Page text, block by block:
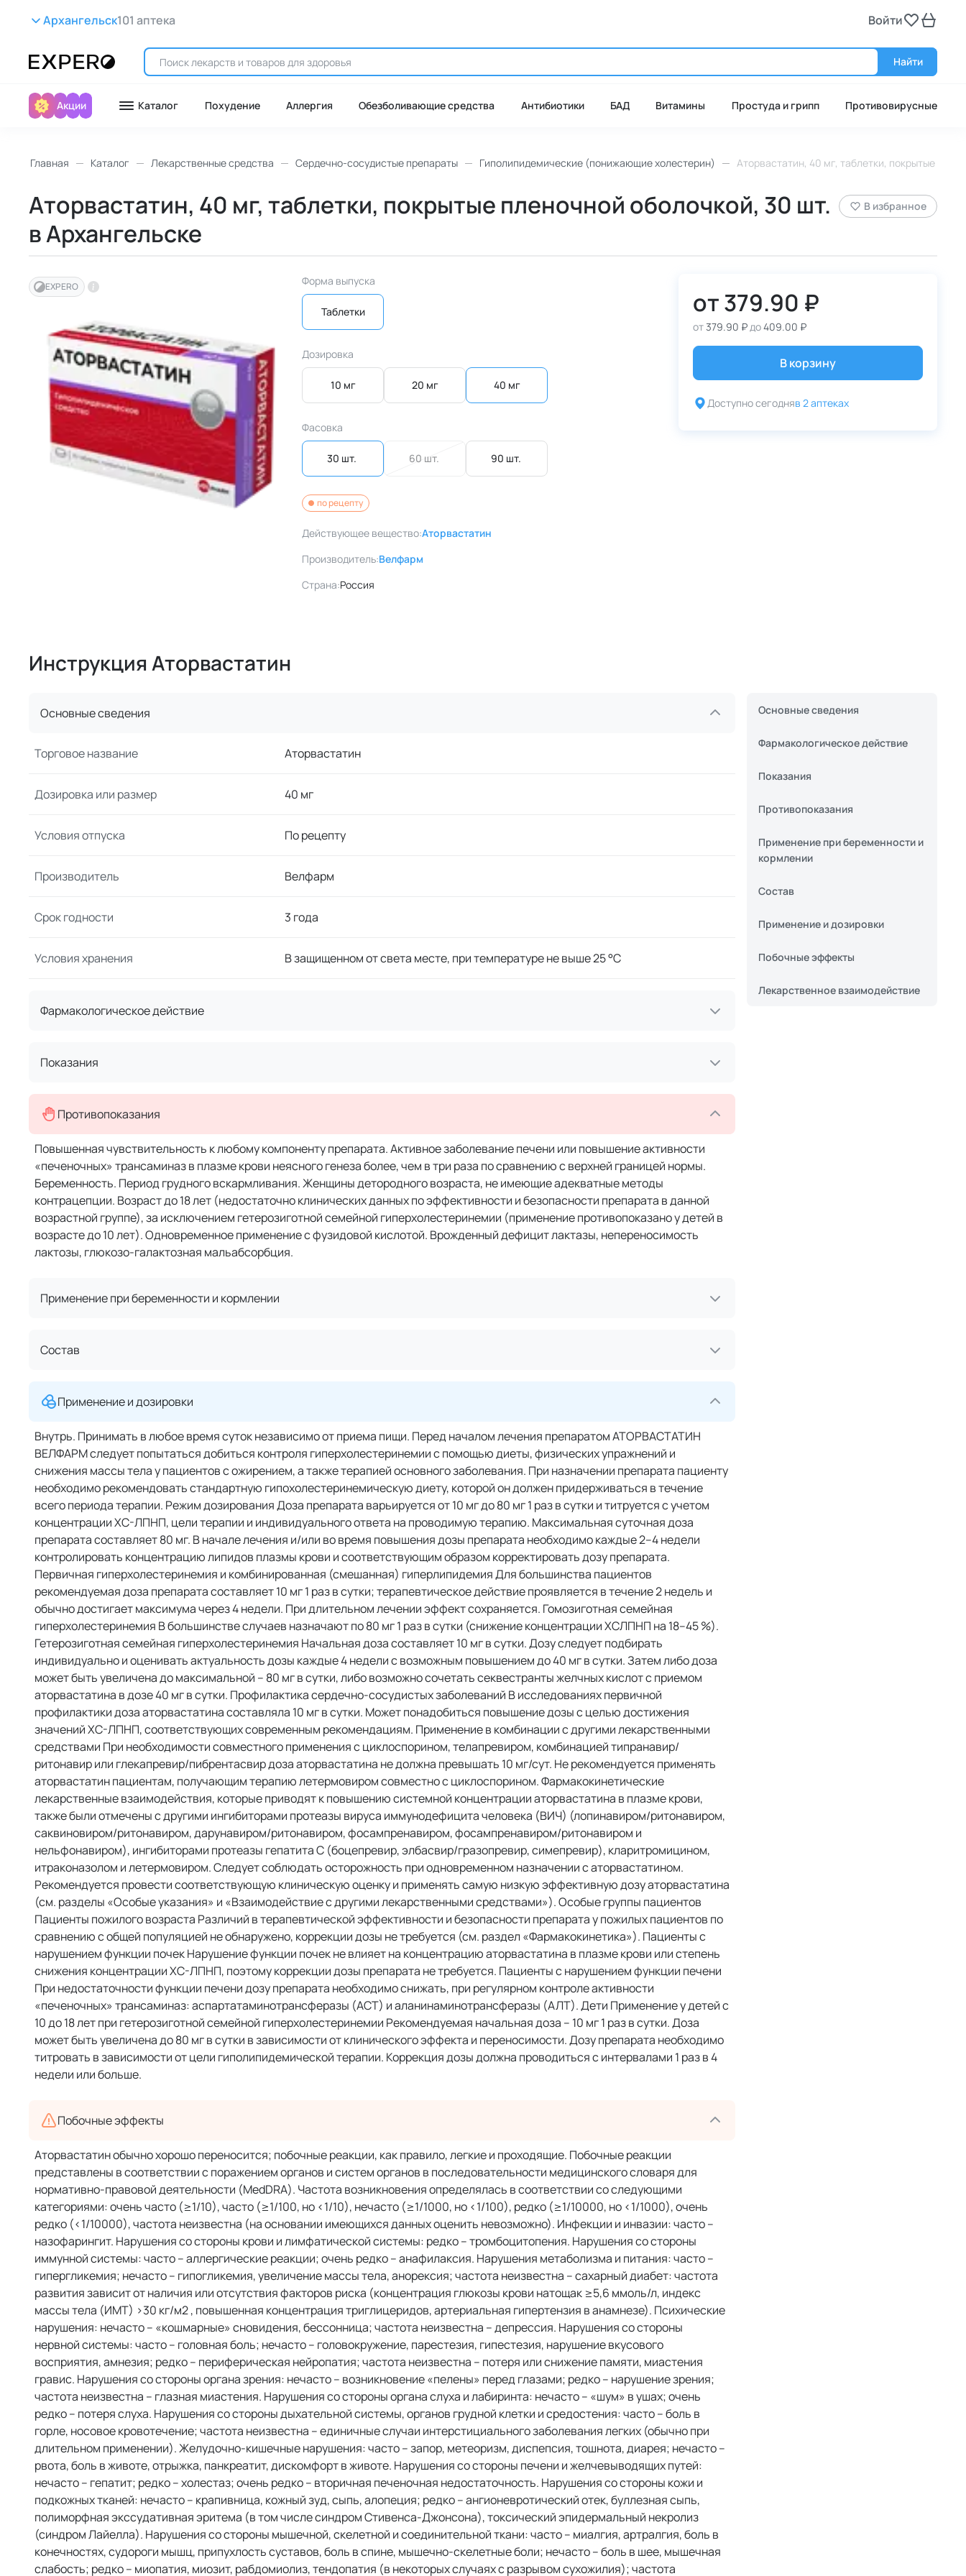
Архангельск101 аптека Войти
Найти
Акции Каталог Похудение Аллергия Обезболивающие средства Антибиотики БАД Витамины Простуда и грипп Противовирусные
Главная Каталог Лекарственные средства Сердечно-сосудистые препараты Гиполипидемические (понижающие холестерин) Аторвастатин, 40 мг, таблетки, покрытые
Аторвастатин, 40 мг, таблетки, покрытые пленочной оболочкой, 30 шт.
в Архангельске
В избранное
EXPERO Форма выпуска
Таблетки
Дозировка
10 мг 20 мг 40 мг
Фасовка
30 шт. 60 шт. 90 шт.
по рецепту
Действующее вещество:Аторвастатин
Производитель:Велфарм
Страна:Россия
от379.90 ₽
от379.90 ₽до409.00 ₽
В корзину
Доступно сегодняв 2 аптеках
Инструкция Аторвастатин
Основные сведения
Торговое название Аторвастатин
Дозировка или размер 40 мг
Условия отпуска По рецепту
Производитель Велфарм
Срок годности 3 года
Условия хранения В защищенном от света месте, при температуре не выше 25 °C
Фармакологическое действие
Показания
Противопоказания
Повышенная чувствительность к любому компоненту препарата. Активное заболевание печени или повышение активности
«печеночных» трансаминаз в плазме крови неясного генеза более, чем в три раза по сравнению с верхней границей нормы.
Беременность. Период грудного вскармливания. Женщины детородного возраста, не имеющие адекватные методы
контрацепции. Возраст до 18 лет (недостаточно клинических данных по эффективности и безопасности препарата в данной
возрастной группе), за исключением гетерозиготной семейной гиперхолестеринемии (применение противопоказано у детей в
возрасте до 10 лет). Одновременное применение с фузидовой кислотой. Врожденный дефицит лактазы, непереносимость
лактозы, глюкозо-галактозная мальабсорбция.
Применение при беременности и кормлении
Состав
Применение и дозировки
Внутрь. Принимать в любое время суток независимо от приема пищи. Перед началом лечения препаратом АТОРВАСТАТИН
ВЕЛФАРМ следует попытаться добиться контроля гиперхолестеринемии с помощью диеты, физических упражнений и
снижения массы тела у пациентов с ожирением, а также терапией основного заболевания. При назначении препарата пациенту
необходимо рекомендовать стандартную гипохолестеринемическую диету, которой он должен придерживаться в течение
всего периода терапии. Режим дозирования Доза препарата варьируется от 10 мг до 80 мг 1 раз в сутки и титруется с учетом
концентрации ХС-ЛПНП, цели терапии и индивидуального ответа на проводимую терапию. Максимальная суточная доза
препарата составляет 80 мг. В начале лечения и/или во время повышения дозы препарата необходимо каждые 2–4 недели
контролировать концентрацию липидов плазмы крови и соответствующим образом корректировать дозу препарата.
Первичная гиперхолестеринемия и комбинированная (смешанная) гиперлипидемия Для большинства пациентов
рекомендуемая доза препарата составляет 10 мг 1 раз в сутки; терапевтическое действие проявляется в течение 2 недель и
обычно достигает максимума через 4 недели. При длительном лечении эффект сохраняется. Гомозиготная семейная
гиперхолестеринемия В большинстве случаев назначают по 80 мг 1 раз в сутки (снижение концентрации ХСЛПНП на 18–45 %).
Гетерозиготная семейная гиперхолестеринемия Начальная доза составляет 10 мг в сутки. Дозу следует подбирать
индивидуально и оценивать актуальность дозы каждые 4 недели с возможным повышением до 40 мг в сутки. Затем либо доза
может быть увеличена до максимальной – 80 мг в сутки, либо возможно сочетать секвестранты желчных кислот с приемом
аторвастатина в дозе 40 мг в сутки. Профилактика сердечно-сосудистых заболеваний В исследованиях первичной
профилактики доза аторвастатина составляла 10 мг в сутки. Может понадобиться повышение дозы с целью достижения
значений ХС-ЛПНП, соответствующих современным рекомендациям. Применение в комбинации с другими лекарственными
средствами При необходимости совместного применения с циклоспорином, телапревиром, комбинацией типранавир/
ритонавир или глекапревир/пибрентасвир доза аторвастатина не должна превышать 10 мг/сут. Не рекомендуется применять
аторвастатин пациентам, получающим терапию летермовиром совместно с циклоспорином. Фармакокинетические
лекарственные взаимодействия, которые приводят к повышению системной концентрации аторвастатина в плазме крови,
также были отмечены с другими ингибиторами протеазы вируса иммунодефицита человека (ВИЧ) (лопинавиром/ритонавиром,
саквиновиром/ритонавиром, дарунавиром/ритонавиром, фосампренавиром, фосампренавиром/ритонавиром и
нельфонавиром), ингибиторами протеазы гепатита С (боцепревир, элбасвир/гразопревир, симепревир), кларитромицином,
итраконазолом и летермовиром. Следует соблюдать осторожность при одновременном назначении с аторвастатином.
Рекомендуется провести соответствующую клиническую оценку и применять самую низкую эффективную дозу аторвастатина
(см. разделы «Особые указания» и «Взаимодействие с другими лекарственными средствами»). Особые группы пациентов
Пациенты пожилого возраста Различий в терапевтической эффективности и безопасности препарата у пожилых пациентов по
сравнению с общей популяцией не обнаружено, коррекции дозы не требуется (см. раздел «Фармакокинетика»). Пациенты с
нарушением функции почек Нарушение функции почек не влияет на концентрацию аторвастатина в плазме крови или степень
снижения концентрации ХС-ЛПНП, поэтому коррекции дозы препарата не требуется. Пациенты с нарушением функции печени
При недостаточности функции печени дозу препарата необходимо снижать, при регулярном контроле активности
«печеночных» трансаминаз: аспартатаминотрансферазы (АСТ) и аланинаминотрансферазы (АЛТ). Дети Применение у детей с
10 до 18 лет при гетерозиготной семейной гиперхолестеринемии Рекомендуемая начальная доза – 10 мг 1 раз в сутки. Доза
может быть увеличена до 80 мг в сутки в зависимости от клинического эффекта и переносимости. Дозу препарата необходимо
титровать в зависимости от цели гиполипидемической терапии. Коррекция дозы должна проводиться с интервалами 1 раз в 4
недели или больше.
Побочные эффекты
Аторвастатин обычно хорошо переносится; побочные реакции, как правило, легкие и проходящие. Побочные реакции
представлены в соответствии с поражением органов и систем органов в последовательности медицинского словаря для
нормативно-правовой деятельности (MedDRA). Частота возникновения определялась в соответствии со следующими
категориями: очень часто (≥1/10), часто (≥1/100, но <1/10), нечасто (≥1/1000, но <1/100), редко (≥1/10000, но <1/1000), очень
редко (<1/10000), частота неизвестна (на основании имеющихся данных оценить невозможно). Инфекции и инвазии: часто –
назофарингит. Нарушения со стороны крови и лимфатической системы: редко – тромбоцитопения. Нарушения со стороны
иммунной системы: часто – аллергические реакции; очень редко – анафилаксия. Нарушения метаболизма и питания: часто –
гипергликемия; нечасто – гипогликемия, увеличение массы тела, анорексия; частота неизвестна – сахарный диабет: частота
развития зависит от наличия или отсутствия факторов риска (концентрация глюкозы крови натощак ≥5,6 ммоль/л, индекс
массы тела (ИМТ) >30 кг/м2 , повышенная концентрация триглицеридов, артериальная гипертензия в анамнезе). Психические
нарушения: нечасто – «кошмарные» сновидения, бессонница; частота неизвестна – депрессия. Нарушения со стороны
нервной системы: часто – головная боль; нечасто – головокружение, парестезия, гипестезия, нарушение вкусового
восприятия, амнезия; редко – периферическая нейропатия; частота неизвестна – потеря или снижение памяти, миастения
гравис. Нарушения со стороны органа зрения: нечасто – возникновение «пелены» перед глазами; редко – нарушение зрения;
частота неизвестна – глазная миастения. Нарушения со стороны органа слуха и лабиринта: нечасто – «шум» в ушах; очень
редко – потеря слуха. Нарушения со стороны дыхательной системы, органов грудной клетки и средостения: часто – боль в
горле, носовое кровотечение; частота неизвестна – единичные случаи интерстициального заболевания легких (обычно при
длительном применении). Желудочно-кишечные нарушения: часто – запор, метеоризм, диспепсия, тошнота, диарея; нечасто –
рвота, боль в животе, отрыжка, панкреатит, дискомфорт в животе. Нарушения со стороны печени и желчевыводящих путей:
нечасто – гепатит; редко – холестаз; очень редко – вторичная печеночная недостаточность. Нарушения со стороны кожи и
подкожных тканей: нечасто – крапивница, кожный зуд, сыпь, алопеция; редко – ангионевротический отек, буллезная сыпь,
полиморфная экссудативная эритема (в том числе синдром Стивенса-Джонсона), токсический эпидермальный некролиз
(синдром Лайелла). Нарушения со стороны мышечной, скелетной и соединительной ткани: часто – миалгия, артралгия, боль в
конечностях, судороги мышц, припухлость суставов, боль в спине, мышечно-скелетные боли; нечасто – боль в шее, мышечная
слабость; редко – миопатия, миозит, рабдомиолиз, тендопатия (в некоторых случаях с разрывом сухожилия); частота
Основные сведения
Фармакологическое действие
Показания
Противопоказания
Применение при беременности и
кормлении
Состав
Применение и дозировки
Побочные эффекты
Лекарственное взаимодействие